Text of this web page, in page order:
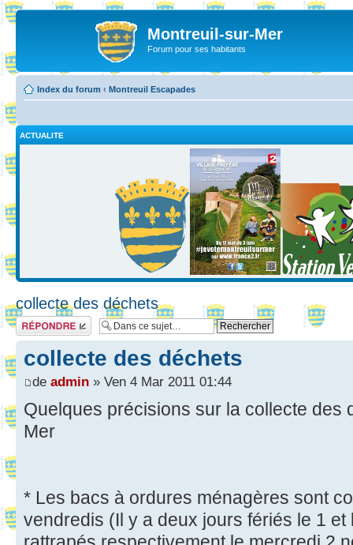
Montreuil-sur-Mer
Forum pour ses habitants
Index du forum ‹ Montreuil Escapades
ACTUALITE
collecte des déchets
Répondre
collecte des déchets
de admin » Ven 4 Mar 2011 01:44
Quelques précisions sur la collecte des
Mer
* Les bacs à ordures ménagères sont
vendredis (Il y a deux jours fériés le 1